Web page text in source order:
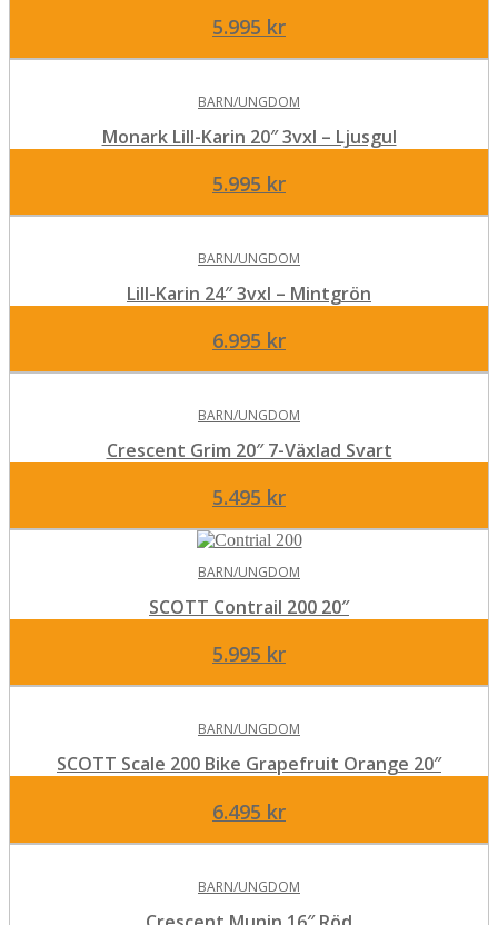
5.995 kr
BARN/UNGDOM
Monark Lill-Karin 20″ 3vxl – Ljusgul
5.995 kr
BARN/UNGDOM
Lill-Karin 24″ 3vxl – Mintgrön
6.995 kr
BARN/UNGDOM
Crescent Grim 20″ 7-Växlad Svart
5.495 kr
BARN/UNGDOM
SCOTT Contrail 200 20″
5.995 kr
BARN/UNGDOM
SCOTT Scale 200 Bike Grapefruit Orange 20″
6.495 kr
BARN/UNGDOM